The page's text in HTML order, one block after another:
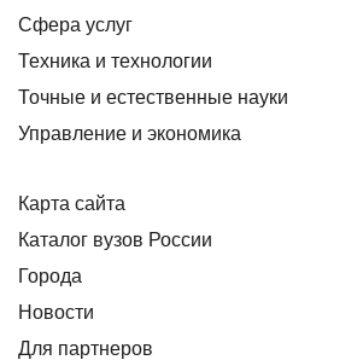
Сфера услуг
Техника и технологии
Точные и естественные науки
Управление и экономика
Карта сайта
Каталог вузов России
Города
Новости
Для партнеров